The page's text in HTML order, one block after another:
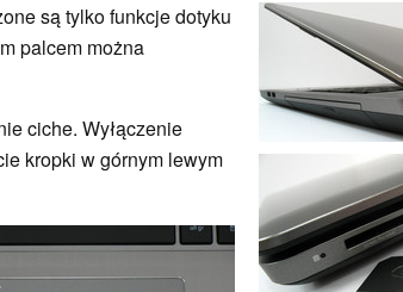
są tylko funkcje dotyku
palcem można
ciche. Wyłączenie
kropki w górnym lewym